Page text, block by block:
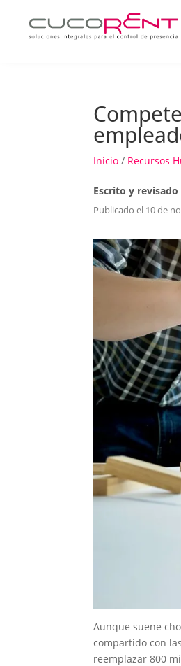
Inicio / Recursos
Escrito y revisado
Publicado el 10 de
Aunque suene
compartido con
reemplazar 800